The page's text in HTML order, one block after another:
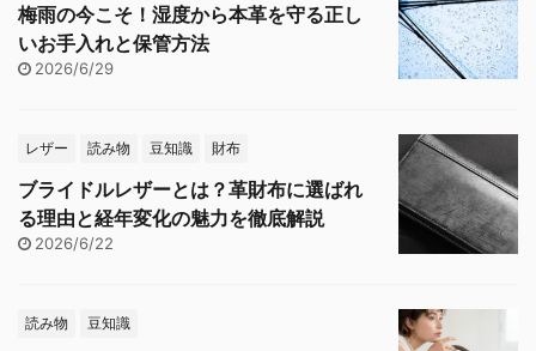
梅雨の今こそ！湿度から本革を守る正し
いお手入れと保管方法
2026/6/29
レザー 読み物 豆知識 財布
ブライドルレザーとは？革財布に選ばれ
る理由と経年変化の魅力を徹底解説
2026/6/22
読み物 豆知識